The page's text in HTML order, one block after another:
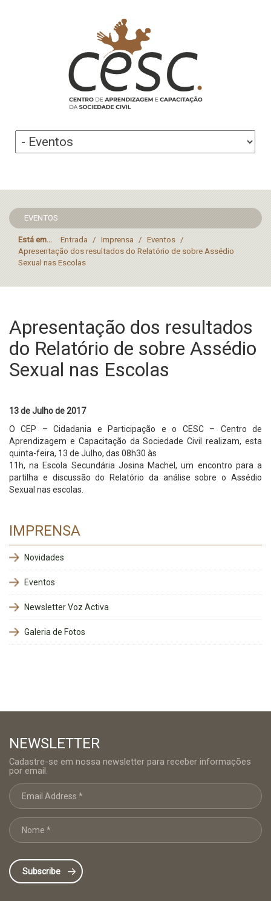
EVENTOS
Está em... Entrada / Imprensa / Eventos /
Apresentação dos resultados do Relatório de sobre Assédio
Sexual nas Escolas
Apresentação dos resultados
do Relatório de sobre Assédio
Sexual nas Escolas
13 de Julho de 2017
O CEP – Cidadania e Participação e o CESC – Centro de
Aprendizagem e Capacitação da Sociedade Civil realizam, esta
quinta-feira, 13 de Julho, das 08h30 às
11h, na Escola Secundária Josina Machel, um encontro para a
partilha e discussão do Relatório da análise sobre o Assédio
Sexual nas escolas.
IMPRENSA
Novidades
Eventos
Newsletter Voz Activa
Galeria de Fotos
NEWSLETTER
Cadastre-se em nossa newsletter para receber informações
por email.